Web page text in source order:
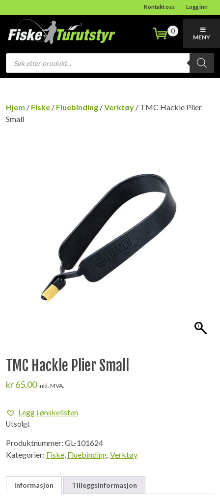
Kontakt oss Logg inn
Products
search
0
MENY
Hjem / Fiske / Fluebinding /Verktøy / TMC Hackle Plier
Small
TMC Hackle Plier Small
kr65,00 inkl. MVA.
Legg i ønskelisten
Utsolgt
Produktnummer: GL-101624
Kategorier: Fiske, Fluebinding,Verktøy
Informasjon Tilleggsinformasjon